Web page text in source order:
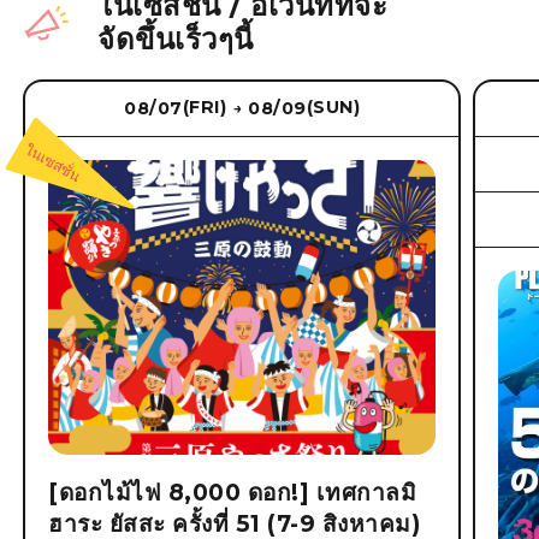
จัดขึ้นเร็วๆนี้
08/07(FRI) → 08/09(SUN)
[ดอกไม้ไฟ 8,000 ดอก!] เทศกาลมิ
ฮาระ ยัสสะ ครั้งที่ 51 (7-9 สิงหาคม)